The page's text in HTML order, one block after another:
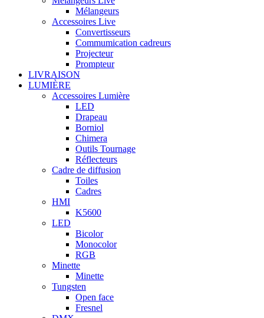
Mélangeurs
Accessoires Live
Convertisseurs
Commumication cadreurs
Projecteur
Prompteur
LIVRAISON
LUMIÈRE
Accessoires Lumière
LED
Drapeau
Borniol
Chimera
Outils Tournage
Réflecteurs
Cadre de diffusion
Toiles
Cadres
HMI
K5600
LED
Bicolor
Monocolor
RGB
Minette
Minette
Tungsten
Open face
Fresnel